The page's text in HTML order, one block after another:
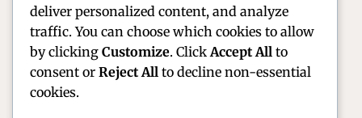
deliver personalized content, and analyze
traffic. You can choose which cookies to allow
by clicking Customize. Click Accept All to
consent or Reject All to decline non-essential
cookies.